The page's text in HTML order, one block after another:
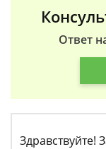
Ответ
Здравствуйте!